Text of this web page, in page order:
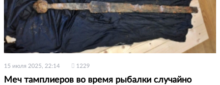
15 июля 2025, 22:14 1229
Меч тамплиеров во время рыбалки случайно